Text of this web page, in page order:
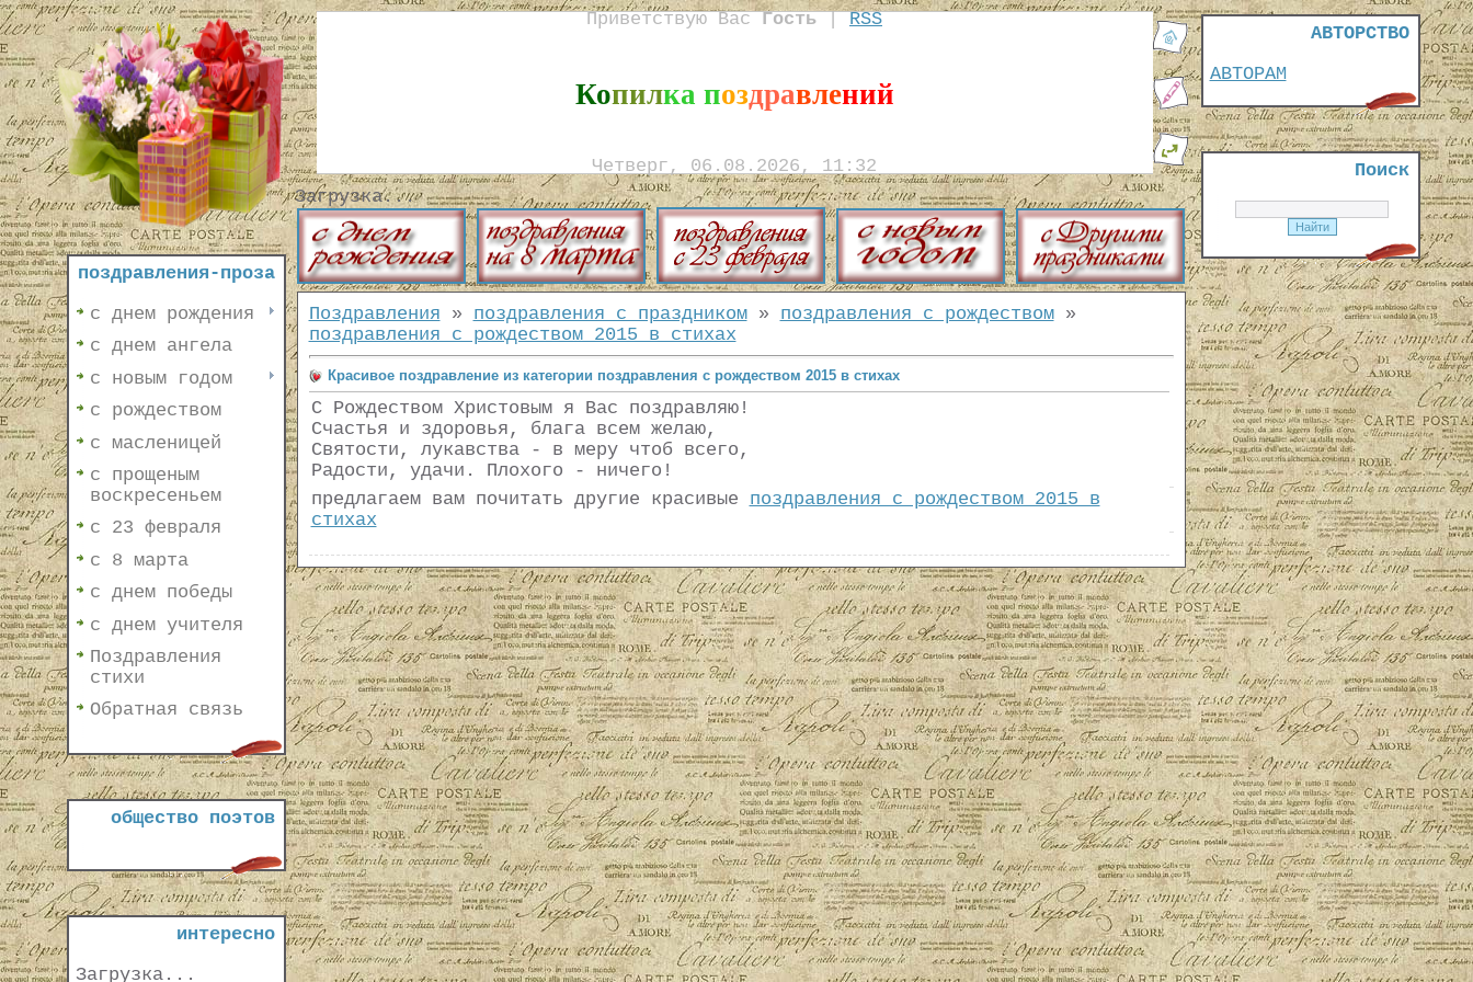
поздравления-проза
с днем рождения
с днем ангела
с новым годом
с рождеством
с масленицей
с прощеным
воскресеньем
с 23 февраля
с 8 марта
с днем победы
с днем учителя
Поздравления
стихи
Обратная связь
общество поэтов
интересно
Загрузка...
Приветствую Вас Гость|RSS
Копилка поздравлений
Четверг, 06.08.2026, 11:32
Загрузка...
Поздравления » поздравления с праздником» поздравления с рождеством»
поздравления с рождеством 2015 в стихах
Красивое поздравление из категории поздравления с рождеством 2015 в стихах
С Рождеством Христовым я Вас поздравляю!
Счастья и здоровья, блага всем желаю,
Святости, лукавства - в меру чтоб всего,
Радости, удачи. Плохого - ничего!
предлагаем вам почитать другие красивые поздравления с рождеством 2015 в
стихах
АВТОРСТВО
АВТОРАМ
Поиск